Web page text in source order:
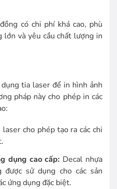
có chi phí khá cao, phù
lớn và yêu cầu chất lượng in
tia laser để in hình ảnh
pháp này cho phép in các
laser cho phép tạo ra các chi
dụng cao cấp: Decal nhựa
sử dụng cho các sản
ứng dụng đặc biệt.